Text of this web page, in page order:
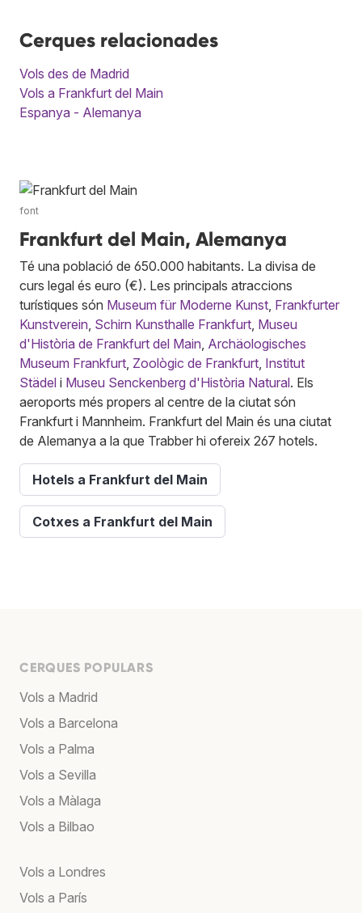
Cerques relacionades
Vols des de Madrid
Vols a Frankfurt del Main
Espanya - Alemanya
font
Frankfurt del Main, Alemanya
Té una població de 650.000 habitants. La divisa de
curs legal és euro (€). Les principals atraccions
turístiques són Museum für Moderne Kunst Frankfurter
Kunstverein Schirn Kunsthalle Frankfurt Museu
d'Història de Frankfurt del Main Archäologisches
Museum Frankfurt Zoològic de Frankfurt Institut
Städel i Museu Senckenberg d'Història Natural. Els
aeroports més propers al centre de la ciutat són
Frankfurt i Mannheim. Frankfurt del Main és una ciutat
de Alemanya a la que Trabber hi ofereix 267 hotels.
Hotels a Frankfurt del Main
Cotxes a Frankfurt del Main
CERQUES POPULARS
Vols a Madrid
Vols a Barcelona
Vols a Palma
Vols a Sevilla
Vols a Màlaga
Vols a Bilbao
Vols a Londres
Vols a París